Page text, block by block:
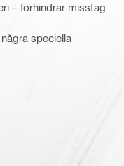
– förhindrar misstag
speciella